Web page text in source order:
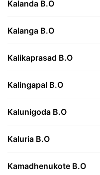
Kalanda B.O
Kalanga B.O
Kalikaprasad B.O
Kalingapal B.O
Kalunigoda B.O
Kaluria B.O
Kamadhenukote B.O